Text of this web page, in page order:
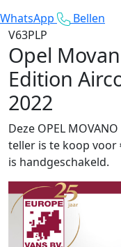
WhatsApp
Bellen
V63PLP
Opel
Edition
2022
Deze OPEL
teller is te koop voor
is handgeschakeld.